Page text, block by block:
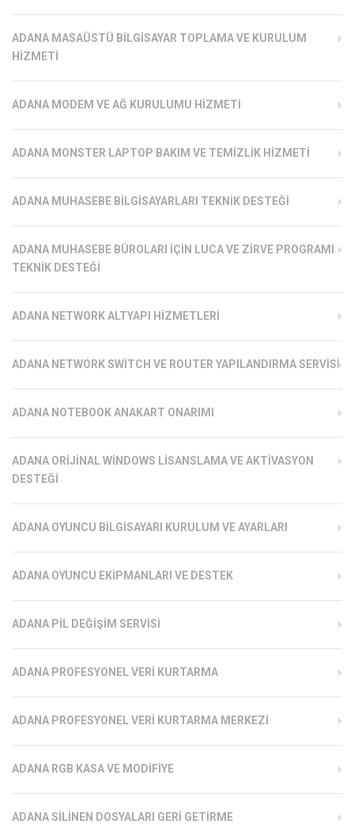
ADANA MASAÜSTÜ BILGISAYAR TOPLAMA VE KURULUM
HIZMETI
ADANA MODEM VE AĞ KURULUMU HIZMETI
ADANA MONSTER LAPTOP BAKIM VE TEMIZLIK HIZMETI
ADANA MUHASEBE BILGISAYARLARI TEKNIK DESTEĞI
ADANA MUHASEBE BÜROLARI İÇIN LUCA VE ZIRVE PROGRAMI
TEKNIK DESTEĞI
ADANA NETWORK ALTYAPI HIZMETLERI
ADANA NETWORK SWITCH VE ROUTER YAPILANDIRMA SERVISI
ADANA NOTEBOOK ANAKART ONARIMI
ADANA ORIJINAL WINDOWS LISANSLAMA VE AKTIVASYON
DESTEĞI
ADANA OYUNCU BILGISAYARI KURULUM VE AYARLARI
ADANA OYUNCU EKIPMANLARI VE DESTEK
ADANA PIL DEĞIŞIM SERVISI
ADANA PROFESYONEL VERI KURTARMA
ADANA PROFESYONEL VERI KURTARMA MERKEZI
ADANA RGB KASA VE MODIFIYE
ADANA SILINEN DOSYALARI GERI GETIRME